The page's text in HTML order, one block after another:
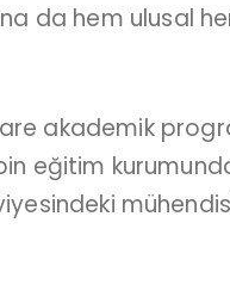
da hem ulusal
akademik
eğitim